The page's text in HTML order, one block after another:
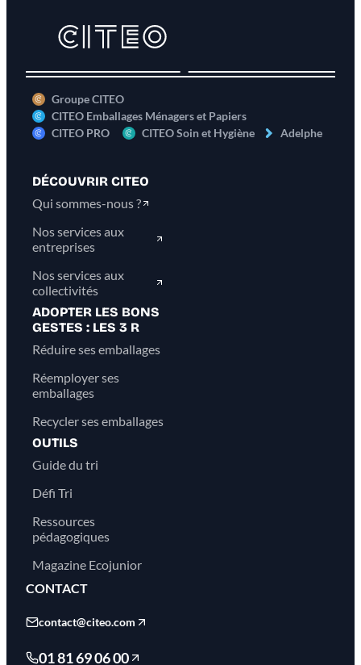
Groupe CITEO
CITEO Emballages Ménagers et Papiers
CITEO PRO
CITEO Soin et Hygiène Adelphe
DÉCOUVRIR CITEO
Qui sommes-nous ?
Nos services aux
entreprises
Nos services aux
collectivités
ADOPTER LES BONS
GESTES : LES 3 R
Réduire ses emballages
Réemployer ses
emballages
Recycler ses emballages
OUTILS
Guide du tri
Défi Tri
Ressources
pédagogiques
Magazine Ecojunior
CONTACT
contact@citeo.com
01 81 69 06 00